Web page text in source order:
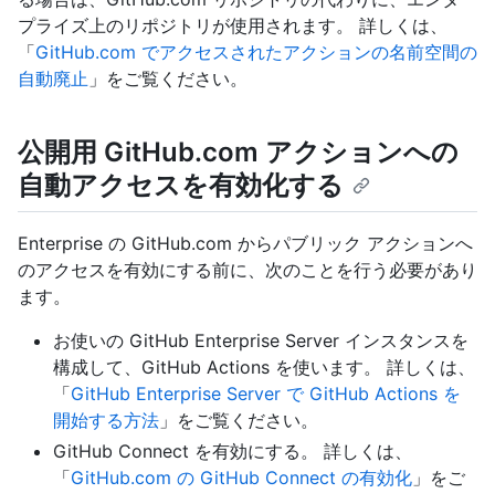
プライズ上のリポジトリが使用されます。 詳しくは、
「GitHub.com でアクセスされたアクションの名前空間の
自動廃止 」をご覧ください。
公開用 GitHub.com アクションへの
自動アクセスを有効化する
Enterprise の GitHub.com からパブリック アクションへ
のアクセスを有効にする前に、次のことを行う必要があり
ます。
お使いの GitHub Enterprise Server インスタンスを
構成して、GitHub Actions を使います。 詳しくは、
「GitHub Enterprise Server で GitHub Actions を
開始する方法 」をご覧ください。
GitHub Connect を有効にする。 詳しくは、
「GitHub.com の GitHub Connect の有効化 」をご